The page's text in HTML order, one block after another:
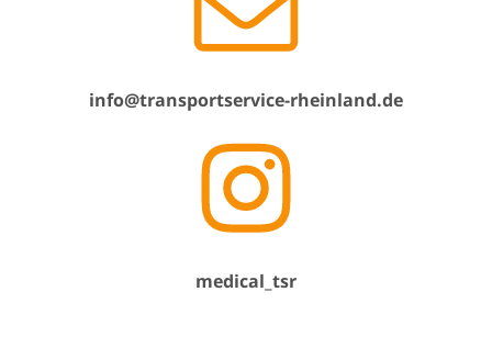
info@transportservice-rheinland.de
medical_tsr